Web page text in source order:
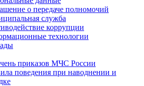
о передаче полномочий
служба
коррупции
технологии
приказов МЧС России
поведения при наводнении и